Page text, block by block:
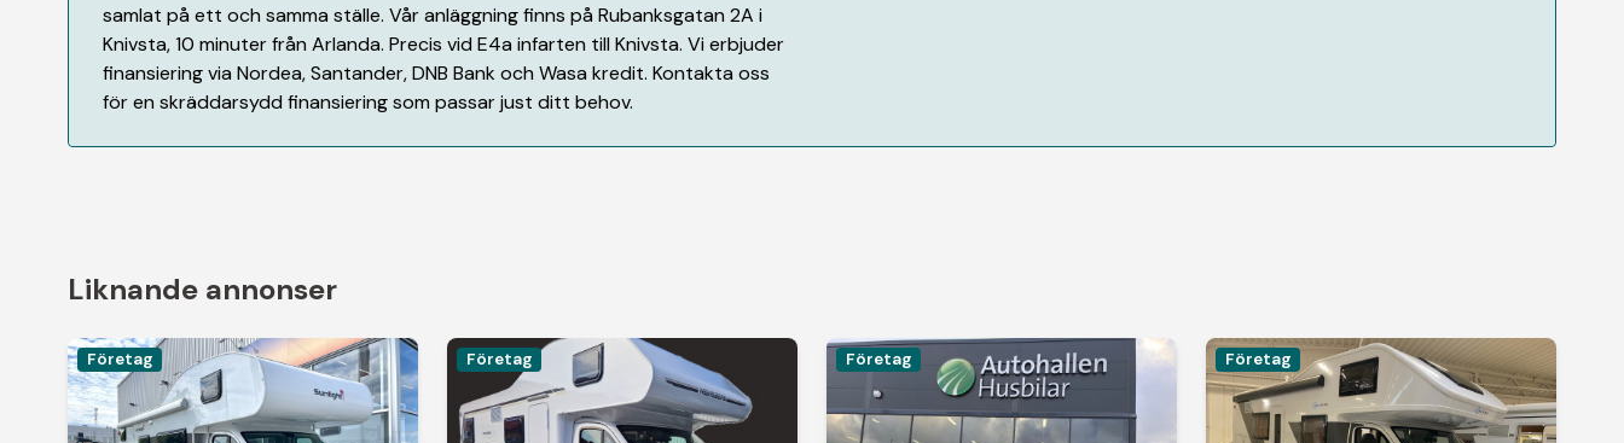
samlat på ett och samma ställe. Vår anläggning finns på Rubanksgatan 2A i
Knivsta, 10 minuter från Arlanda. Precis vid E4a infarten till Knivsta. Vi erbjuder
finansiering via Nordea, Santander, DNB Bank och Wasa kredit. Kontakta oss
för en skräddarsydd finansiering som passar just ditt behov.
Liknande annonser
Företag Företag Företag Företag